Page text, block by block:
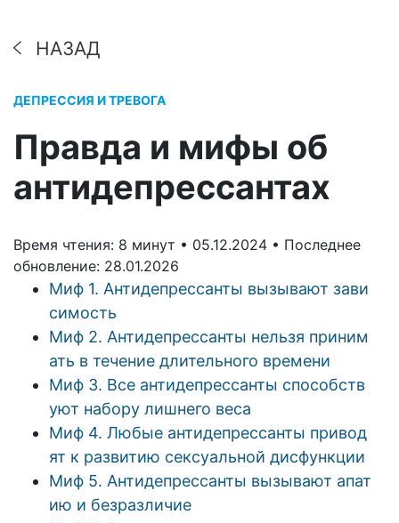
НАЗАД
ДЕПРЕССИЯ И ТРЕВОГА
Правда и мифы об
антидепрессантах
Время чтения: 8 минут • 05.12.2024 • Последнее
обновление: 28.01.2026
Миф 1. Антидепрессанты вызывают зави
симость
Миф 2. Антидепрессанты нельзя приним
ать в течение длительного времени
Миф 3. Все антидепрессанты способств
уют набору лишнего веса
Миф 4. Любые антидепрессанты привод
ят к развитию сексуальной дисфункции
Миф 5. Антидепрессанты вызывают апат
ию и безразличие